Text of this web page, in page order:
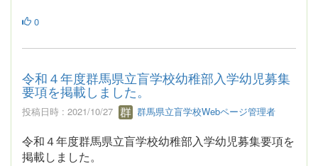
0
令和４年度群馬県立盲学校幼稚部入学幼児募集
要項を掲載しました。
投稿日時 : 2021/10/27 群馬県立盲学校Webページ管理者
令和４年度群馬県立盲学校幼稚部入学幼児募集要項を
掲載しました。